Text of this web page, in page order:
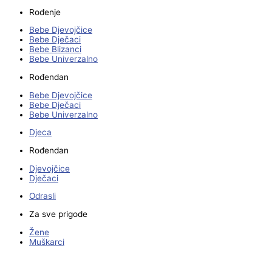
Rođenje
Bebe Djevojčice
Bebe Dječaci
Bebe Blizanci
Bebe Univerzalno
Rođendan
Bebe Djevojčice
Bebe Dječaci
Bebe Univerzalno
Djeca
Rođendan
Djevojčice
Dječaci
Odrasli
Za sve prigode
Žene
Muškarci